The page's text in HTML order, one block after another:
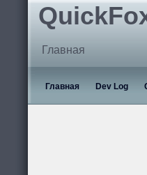
Главная
Главная Dev Log